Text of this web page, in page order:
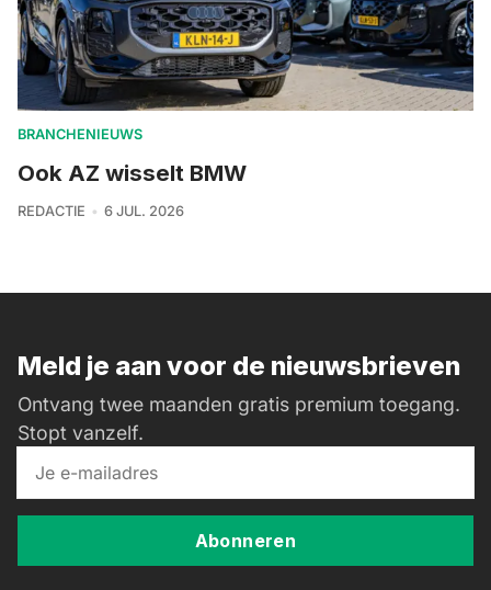
BRANCHENIEUWS
Ook AZ wisselt BMW
REDACTIE 6 JUL. 2026
Meld je aan voor de nieuwsbrieven
Ontvang twee maanden gratis premium toegang.
Stopt vanzelf.
Abonneren